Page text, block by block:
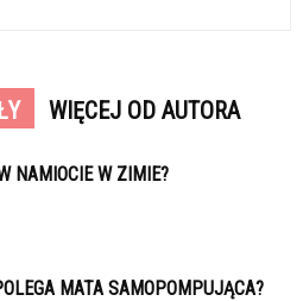
WIĘCEJ OD AUTORA
NAMIOCIE W ZIMIE?
MATA SAMOPOMPUJĄCA?